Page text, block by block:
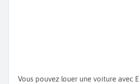
Vous pouvez louer une voiture avec